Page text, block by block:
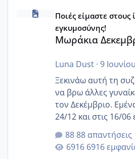
Μωράκια Δεκεμβρίου 2026
Ποιές είμαστε στους
εγκυμοσύνης!
Μωράκια
Luna Dust· 9 Ιουνίου
Ξεκινάω αυτή τη
να βρω άλλες
τον Δεκέμβριο.
24/12 και στις 16/06
της αυχενικής
άγχος και οι μέρες
περνάνε με τίποτα.
88 απαντήσεις
6916